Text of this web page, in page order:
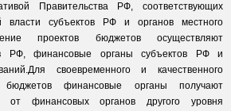
Правительства РФ, соответствующих
власти субъектов РФ и органов местного
проектов бюджетов осуществляют
РФ, финансовые органы субъектов РФ и
своевременного и качественного
бюджетов финансовые органы получают
от финансовых органов другого уровня